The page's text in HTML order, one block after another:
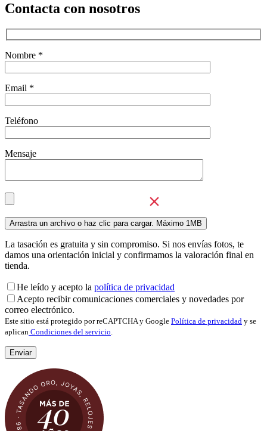
Contacta con nosotros
Nombre *
Email *
Teléfono
Mensaje
La tasación es gratuita y sin compromiso. Si nos envías fotos, te
damos una orientación inicial y confirmamos la valoración final en
tienda.
He leído y acepto la política de privacidad
Acepto recibir comunicaciones comerciales y novedades por
correo electrónico.
Este sitio está protegido por reCAPTCHA y Google Política de privacidad y se
aplican Condiciones del servicio